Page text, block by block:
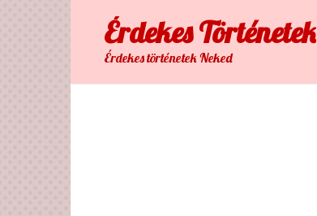
Érdekes Тörténetek
Érdekes történetek Neked